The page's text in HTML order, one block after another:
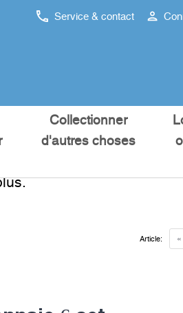
Service & contact
Collectionner
d'autres choses
«
Article: